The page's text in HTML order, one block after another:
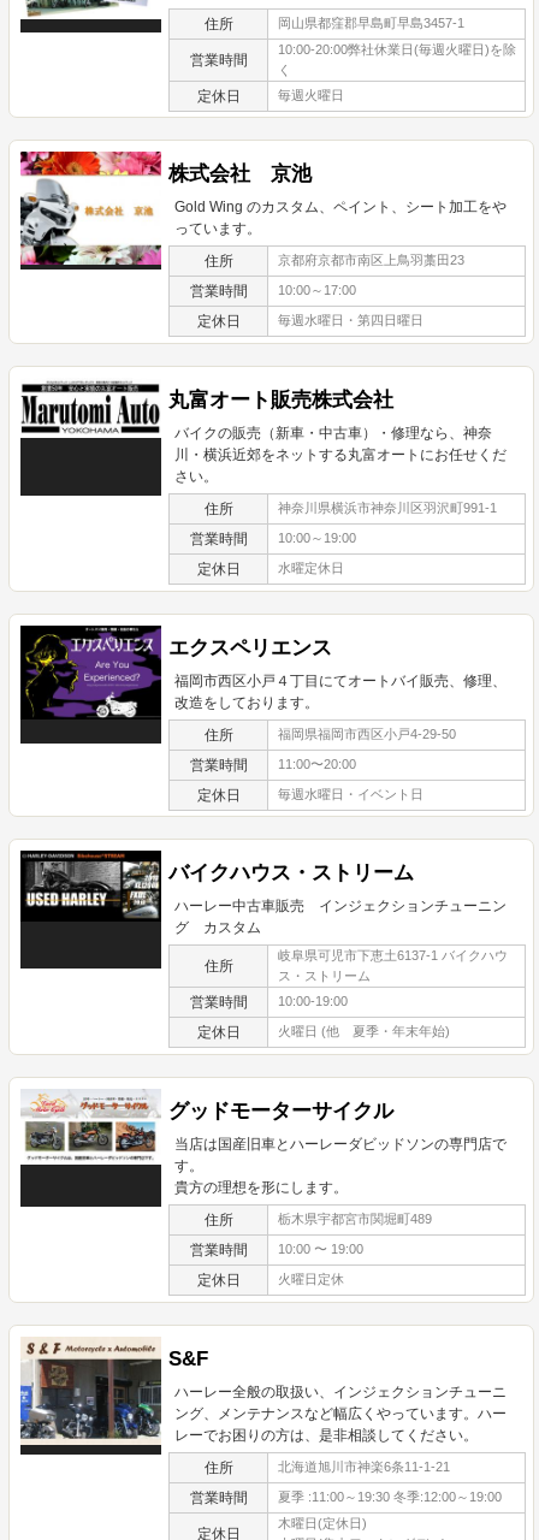
住所 岡山県都窪郡早島町早島3457-1
営業時間
10:00-20:00弊社休業日(毎週火曜日)を除
く
定休日 毎週火曜日
株式会社 京池
Gold Wing のカスタム、ペイント、シート加工をや
っています。
住所 京都府京都市南区上鳥羽藁田23
営業時間 10:00～17:00
定休日 毎週水曜日・第四日曜日
丸富オート販売株式会社
バイクの販売（新車・中古車）・修理なら、神奈
川・横浜近郊をネットする丸富オートにお任せくだ
さい。
住所 神奈川県横浜市神奈川区羽沢町991-1
営業時間 10:00～19:00
定休日 水曜定休日
エクスペリエンス
福岡市西区小戸４丁目にてオートバイ販売、修理、
改造をしております。
住所 福岡県福岡市西区小戸4-29-50
営業時間 11:00〜20:00
定休日 毎週水曜日・イベント日
バイクハウス・ストリーム
ハーレー中古車販売 インジェクションチューニン
グ カスタム
住所
岐阜県可児市下恵土6137-1 バイクハウ
ス・ストリーム
営業時間 10:00-19:00
定休日 火曜日 (他 夏季・年末年始)
グッドモーターサイクル
当店は国産旧車とハーレーダビッドソンの専門店で
す。
貴方の理想を形にします。
住所 栃木県宇都宮市関堀町489
営業時間 10:00 〜 19:00
定休日 火曜日定休
S&F
ハーレー全般の取扱い、インジェクションチューニ
ング、メンテナンスなど幅広くやっています。ハー
レーでお困りの方は、是非相談してください。
住所 北海道旭川市神楽6条11-1-21
営業時間 夏季 :11:00～19:30 冬季:12:00～19:00
定休日
木曜日(定休日)